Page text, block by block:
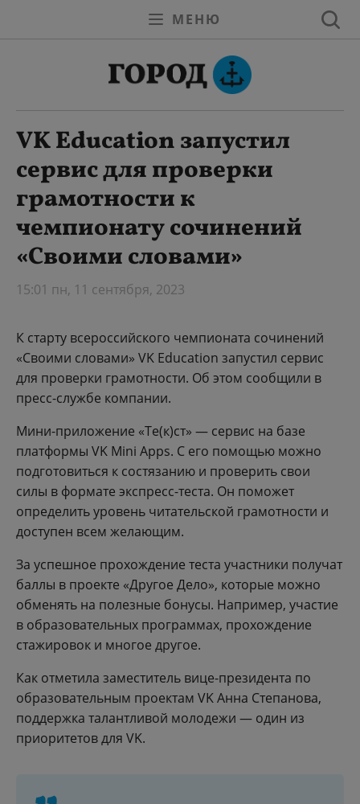
МЕНЮ
VK Education запустил
сервис для проверки
грамотности к
чемпионату сочинений
«Своими словами»
15:01 пн, 11 сентября, 2023
К старту всероссийского чемпионата сочинений
«Своими словами» VK Education запустил сервис
для проверки грамотности. Об этом сообщили в
пресс-службе компании.
Мини-приложение «Те(к)ст» — сервис на базе
платформы VK Mini Apps. С его помощью можно
подготовиться к состязанию и проверить свои
силы в формате экспресс-теста. Он поможет
определить уровень читательской грамотности и
доступен всем желающим.
За успешное прохождение теста участники получат
баллы в проекте «Другое Дело», которые можно
обменять на полезные бонусы. Например, участие
в образовательных программах, прохождение
стажировок и многое другое.
Как отметила заместитель вице-президента по
образовательным проектам VK Анна Степанова,
поддержка талантливой молодежи — один из
приоритетов для VK.